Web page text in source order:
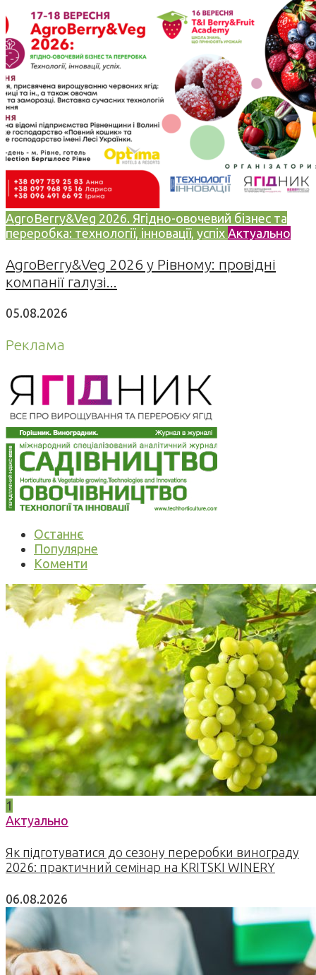
AgroBerry&Veg 2026. Ягідно-овочевий бізнес та
переробка: технології, інновації, успіх Актуально
AgroBerry&Veg 2026 у Рівному: провідні
компанії галузі...
05.08.2026
Реклама
Останнє
Популярне
Коменти
1
Актуально
Як підготуватися до сезону переробки винограду
2026: практичний семінар на KRITSKI WINERY
06.08.2026